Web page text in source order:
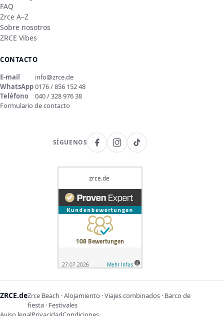
FAQ
Zrce A–Z
Sobre nosotros
ZRCE Vibes
CONTACTO
E-mail
info@zrce.de
WhatsApp0176 / 856 152 48
Teléfono
040 / 328 976 38
Formulario de contacto
SÍGUENOS
ZRCE.deZrce Beach · Alojamiento · Viajes combinados · Barco de
fiesta · Festivales